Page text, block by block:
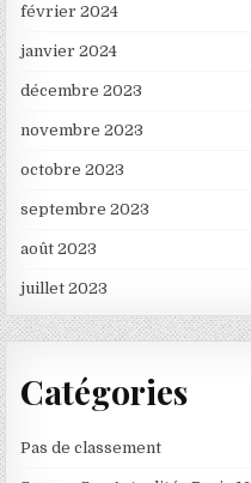
février 2024
janvier 2024
décembre 2023
novembre 2023
octobre 2023
septembre 2023
août 2023
juillet 2023
Catégories
Pas de classement